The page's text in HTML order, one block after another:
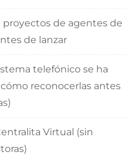
proyectos de agentes de
de lanzar
telefónico se ha
reconocerlas antes
Virtual (sin